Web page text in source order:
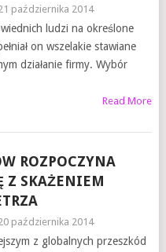
października 2014
ludzi na określone
on wszelakie stawiane
działanie firmy. Wybór
Read More
ROZPOCZYNA
Z SKAŻENIEM
października 2014
z globalnych przeszkód